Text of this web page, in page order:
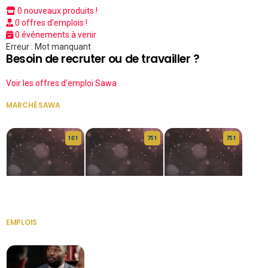
0 nouveaux produits !
0 offres d'emplois !
0 événements à venir
Erreur : Mot manquant
Besoin de recruter ou de travailler ?
Voir les offres d'emploi Sawa
MARCHÉ SAWA
10 1 75 1 75 1
EMPLOIS